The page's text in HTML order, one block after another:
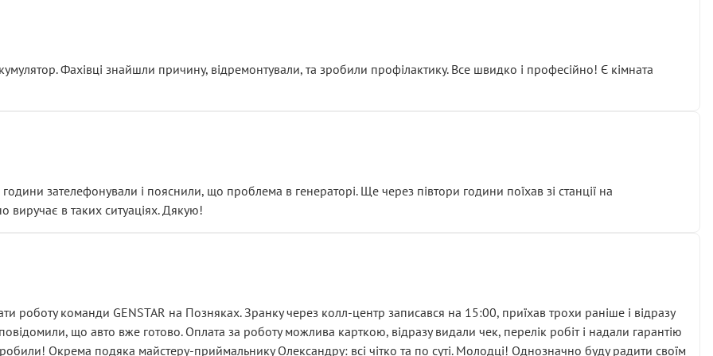
із головним гальмівним циліндром у зборі.
і тоді сервіс наче справив хороше враження. Але згодом знайшов декілька гайок під лобовим склом. Мені
хвилюватися. ( надіюсь новий власник, не застяг в полі))
підірвав.
а “аби швидше і дорожче”. Саме це і псує загальне враження та бажання повертатися.
Фахівці знайшли причину, відремонтували, та зробили профілактику. Все швидко і професійно! Є кімната
зателефонували і пояснили, що проблема в генераторі. Ще через півтори години поїхав зі станції на
виручає в таких ситуаціях. Дякую!
роботу команди GENSTAR на Позняках. Зранку через колл-центр записався на 15:00, приїхав трохи раніше і відразу
що авто вже готово. Оплата за роботу можлива карткою, відразу видали чек, перелік робіт і надали гарантію
Окрема подяка майстеру-приймальнику Олександру: всі чітко та по суті. Молодці! Однозначно буду радити своїм